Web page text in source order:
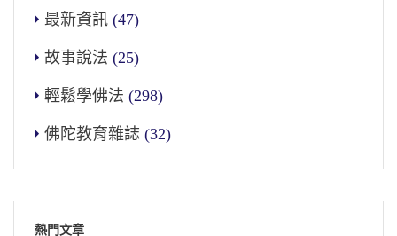
最新資訊 (47)
故事說法 (25)
輕鬆學佛法 (298)
佛陀教育雜誌 (32)
熱門文章